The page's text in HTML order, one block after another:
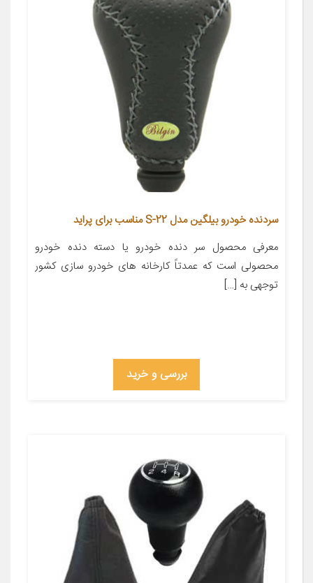
سردنده خودرو بیلگین مدل S-22 مناسب برای پراید
معرفی محصول سر دنده خودرو یا دسته دنده خودرو
محصولی است که عمدتاً کارخانه های خودرو سازی کشور
توجهی به […]
بررسی و خرید